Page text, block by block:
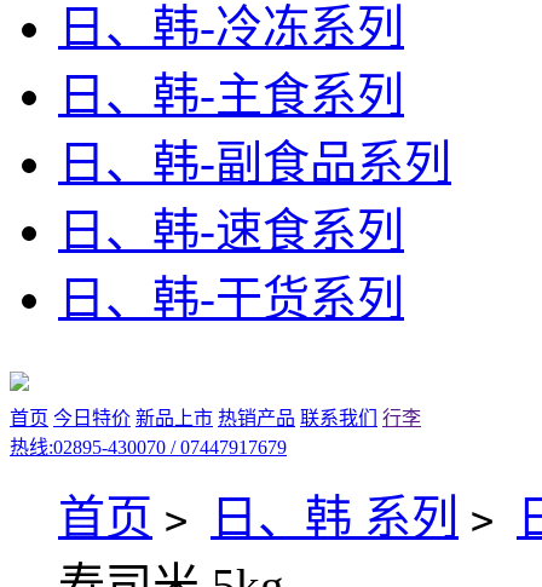
日、韩-冷冻系列
日、韩-主食系列
日、韩-副食品系列
日、韩-速食系列
日、韩-干货系列
首页 今日特价 新品上市 热销产品 联系我们
行李
热线:02895-430070 / 07447917679
首页 > 日、韩 系列 >